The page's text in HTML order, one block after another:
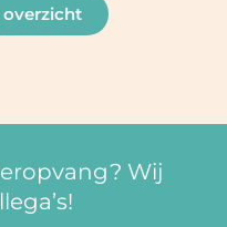
overzicht
Wij